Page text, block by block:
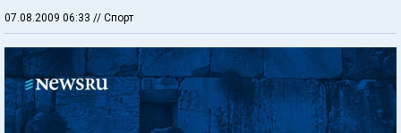
07.08.2009 06:33 // Спорт